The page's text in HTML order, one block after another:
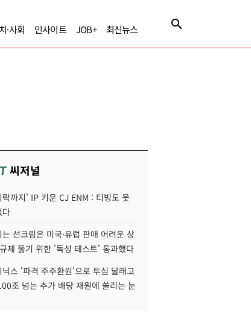
·사회 인사이트 JOB+ 최신뉴스
씨저널
까지' IP 키운 CJ ENM : 티빙도 웃
다
선크림은 미국·유럽 판매 어려운 상
제 뚫기 위한 '독성 테스트' 통과했다
스 '파격 주주환원'으로 투심 달래고
조 넘는 추가 배당 재원에 쏠리는 눈